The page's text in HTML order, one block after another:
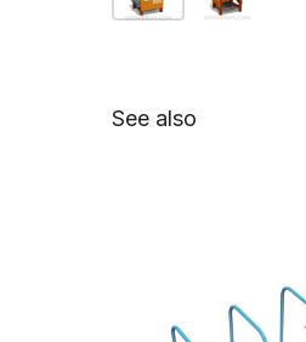
See also